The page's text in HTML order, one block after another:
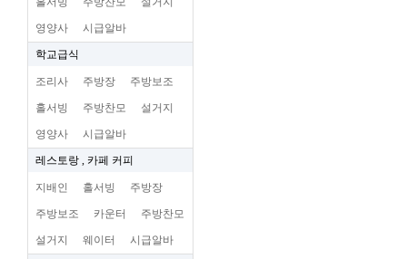
영양사 시급알바
학교급식
조리사 주방장 주방보조
홀서빙 주방찬모 설거지
영양사 시급알바
레스토랑 , 카페 커피
지배인 홀서빙 주방장
주방보조 카운터 주방찬모
설거지 웨이터 시급알바